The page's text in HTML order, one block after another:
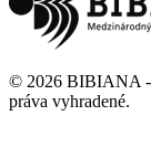
© 2026 BIBIANA -
práva vyhradené.